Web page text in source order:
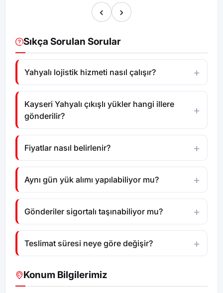
‹ ›
Sıkça Sorulan Sorular
Yahyalı lojistik hizmeti nasıl çalışır?
Kayseri Yahyalı çıkışlı yükler hangi illere
gönderilir?
Fiyatlar nasıl belirlenir?
Aynı gün yük alımı yapılabiliyor mu?
Gönderiler sigortalı taşınabiliyor mu?
Teslimat süresi neye göre değişir?
Konum Bilgilerimiz